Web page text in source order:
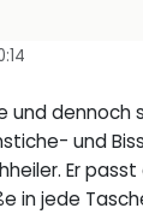
und dennoch
und
Er
in jede